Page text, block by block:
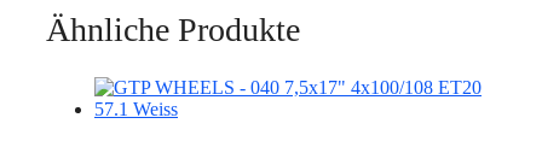
Ähnliche Produkte